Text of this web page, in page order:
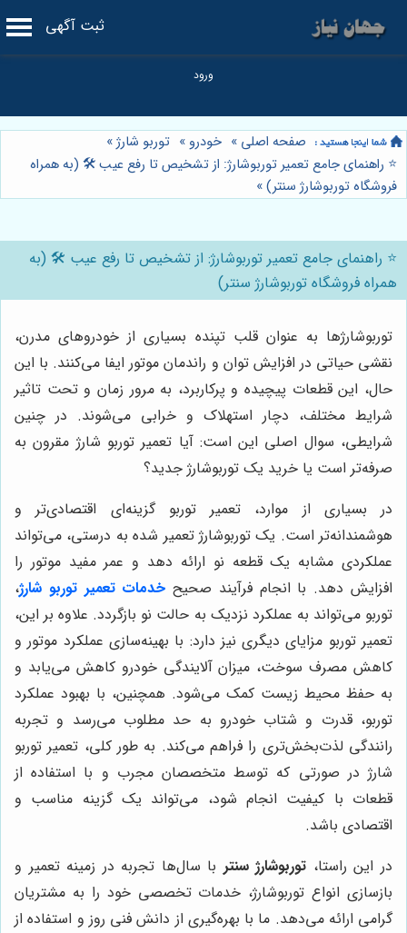
ثبت آگهی
صفحه اصلی » خودرو » توربو شارژ»
⭐️ راهنمای جامع تعمیر توربوشارژ: از تشخیص تا رفع عیب 🛠️ (به همراه
فروشگاه توربوشارژ سنتر)»
⭐️ راهنمای جامع تعمیر توربوشارژ: از تشخیص تا رفع عیب 🛠️ (به
همراه فروشگاه توربوشارژ سنتر)
توربوشارژها به عنوان قلب تپنده بسیاری از خودروهای مدرن،
نقشی حیاتی در افزایش توان و راندمان موتور ایفا می‌کنند. با این
حال، این قطعات پیچیده و پرکاربرد، به مرور زمان و تحت تاثیر
شرایط مختلف، دچار استهلاک و خرابی می‌شوند. در چنین
شرایطی، سوال اصلی این است: آیا تعمیر توربو شارژ مقرون به
صرفه‌تر است یا خرید یک توربوشارژ جدید؟
در بسیاری از موارد، تعمیر توربو گزینه‌ای اقتصادی‌تر و
هوشمندانه‌تر است. یک توربوشارژ تعمیر شده به درستی، می‌تواند
عملکردی مشابه یک قطعه نو ارائه دهد و عمر مفید موتور را
افزایش دهد. با انجام فرآیند صحیح خدمات تعمیر توربو شارژ،
توربو می‌تواند به عملکرد نزدیک به حالت نو بازگردد. علاوه بر این،
تعمیر توربو مزایای دیگری نیز دارد: با بهینه‌سازی عملکرد موتور و
کاهش مصرف سوخت، میزان آلایندگی خودرو کاهش می‌یابد و
به حفظ محیط زیست کمک می‌شود. همچنین، با بهبود عملکرد
توربو، قدرت و شتاب خودرو به حد مطلوب می‌رسد و تجربه
رانندگی لذت‌بخش‌تری را فراهم می‌کند. به طور کلی، تعمیر توربو
شارژ در صورتی که توسط متخصصان مجرب و با استفاده از
قطعات با کیفیت انجام شود، می‌تواند یک گزینه مناسب و
اقتصادی باشد.
در این راستا، توربوشارژ سنتر با سال‌ها تجربه در زمینه تعمیر و
بازسازی انواع توربوشارژ، خدمات تخصصی خود را به مشتریان
گرامی ارائه می‌دهد. ما با بهره‌گیری از دانش فنی روز و استفاده از